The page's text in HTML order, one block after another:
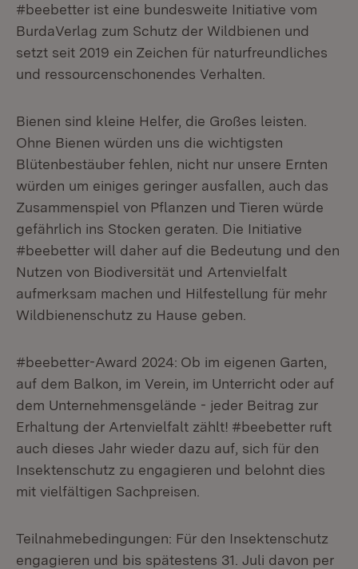
#beebetter ist eine bundesweite Initiative vom
BurdaVerlag zum Schutz der Wildbienen und
setzt seit 2019 ein Zeichen für naturfreundliches
und ressourcenschonendes Verhalten.
Bienen sind kleine Helfer, die Großes leisten.
Ohne Bienen würden uns die wichtigsten
Blütenbestäuber fehlen, nicht nur unsere Ernten
würden um einiges geringer ausfallen, auch das
Zusammenspiel von Pflanzen und Tieren würde
gefährlich ins Stocken geraten. Die Initiative
#beebetter will daher auf die Bedeutung und den
Nutzen von Biodiversität und Artenvielfalt
aufmerksam machen und Hilfestellung für mehr
Wildbienenschutz zu Hause geben.
#beebetter-Award 2024: Ob im eigenen Garten,
auf dem Balkon, im Verein, im Unterricht oder auf
dem Unternehmensgelände - jeder Beitrag zur
Erhaltung der Artenvielfalt zählt! #beebetter ruft
auch dieses Jahr wieder dazu auf, sich für den
Insektenschutz zu engagieren und belohnt dies
mit vielfältigen Sachpreisen.
Teilnahmebedingungen: Für den Insektenschutz
engagieren und bis spätestens 31. Juli davon per